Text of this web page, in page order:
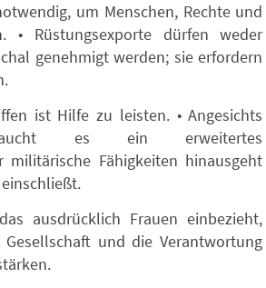
um Menschen, Rechte und
• Rüstungsexporte dürfen weder
genehmigt werden; sie erfordern
ist Hilfe zu leisten. • Angesichts
es ein erweitertes
militärische Fähigkeiten hinausgeht
ausdrücklich Frauen einbezieht,
und die Verantwortung